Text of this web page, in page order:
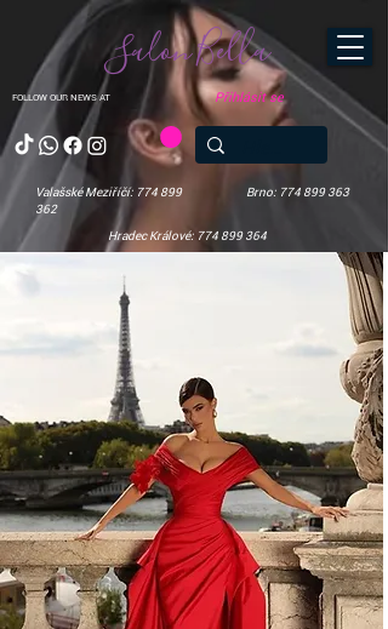
FOLLOW OUR NEWS AT
Salon Bella
Valašské Meziříčí: 774 899
362
Brno: 774 899 363
Hradec Králové: 774 899 364
Přihlásit se